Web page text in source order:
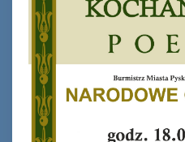
Ferie_2017_ODD_1.JPG